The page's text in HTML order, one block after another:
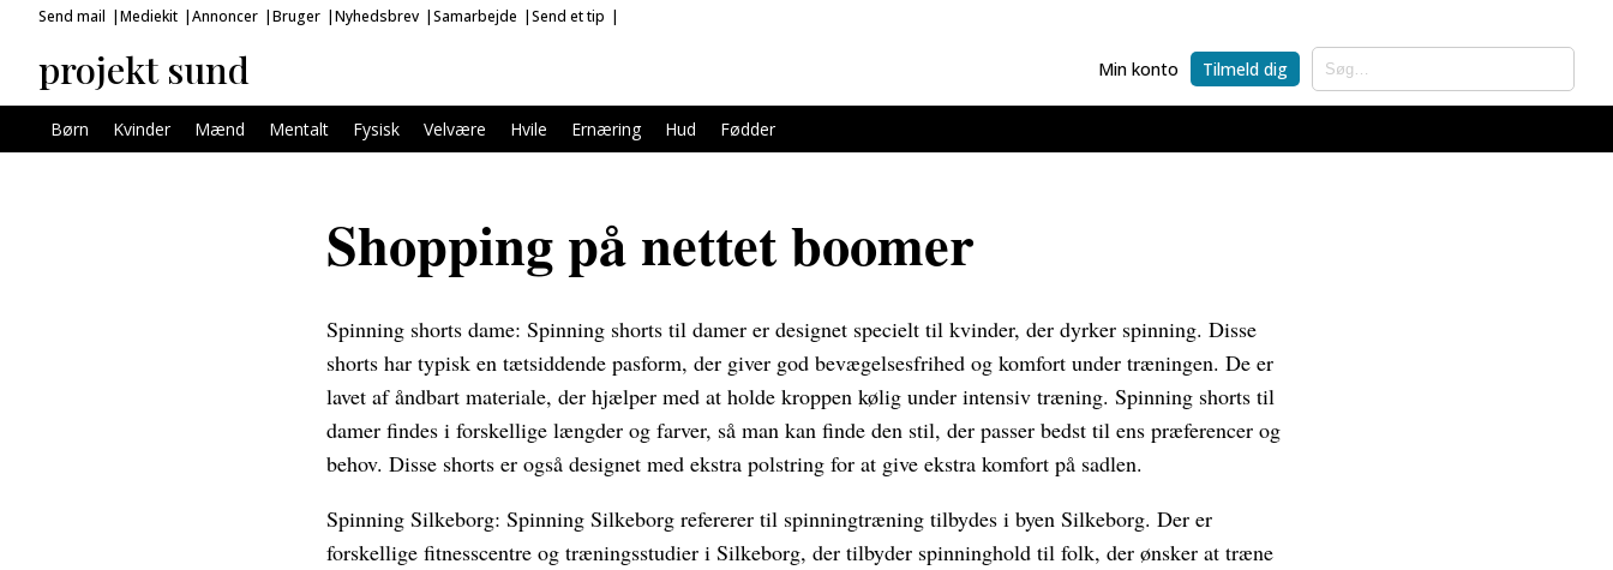
Send mail Mediekit Annoncer Bruger Nyhedsbrev Samarbejde Send et tip
projekt sund Min konto Tilmeld dig
Børn Kvinder Mænd Mentalt Fysisk Velvære Hvile Ernæring Hud Fødder
Shopping på nettet boomer
Spinning shorts dame: Spinning shorts til damer er designet specielt til kvinder, der dyrker spinning. Disse
shorts har typisk en tætsiddende pasform, der giver god bevægelsesfrihed og komfort under træningen. De er
lavet af åndbart materiale, der hjælper med at holde kroppen kølig under intensiv træning. Spinning shorts til
damer findes i forskellige længder og farver, så man kan finde den stil, der passer bedst til ens præferencer og
behov. Disse shorts er også designet med ekstra polstring for at give ekstra komfort på sadlen.
Spinning Silkeborg: Spinning Silkeborg refererer til spinningtræning tilbydes i byen Silkeborg. Der er
forskellige fitnesscentre og træningsstudier i Silkeborg, der tilbyder spinninghold til folk, der ønsker at træne